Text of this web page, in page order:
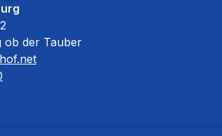
ob der Tauber